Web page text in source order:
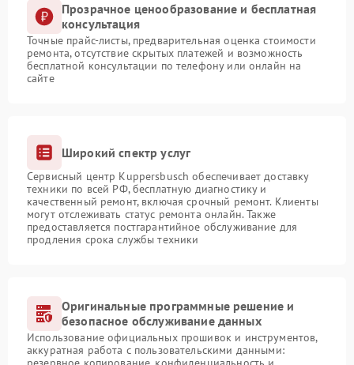
Прозрачное ценообразование и бесплатная
консультация
Точные прайс-листы, предварительная оценка стоимости
ремонта, отсутствие скрытых платежей и возможность
бесплатной консультации по телефону или онлайн на
сайте
Широкий спектр услуг
Сервисный центр Kuppersbusch обеспечивает доставку
техники по всей РФ, бесплатную диагностику и
качественный ремонт, включая срочный ремонт. Клиенты
могут отслеживать статус ремонта онлайн. Также
предоставляется постгарантийное обслуживание для
продления срока службы техники
Оригинальные программные решение и
безопасное обслуживание данных
Использование официальных прошивок и инструментов,
аккуратная работа с пользовательскими данными: